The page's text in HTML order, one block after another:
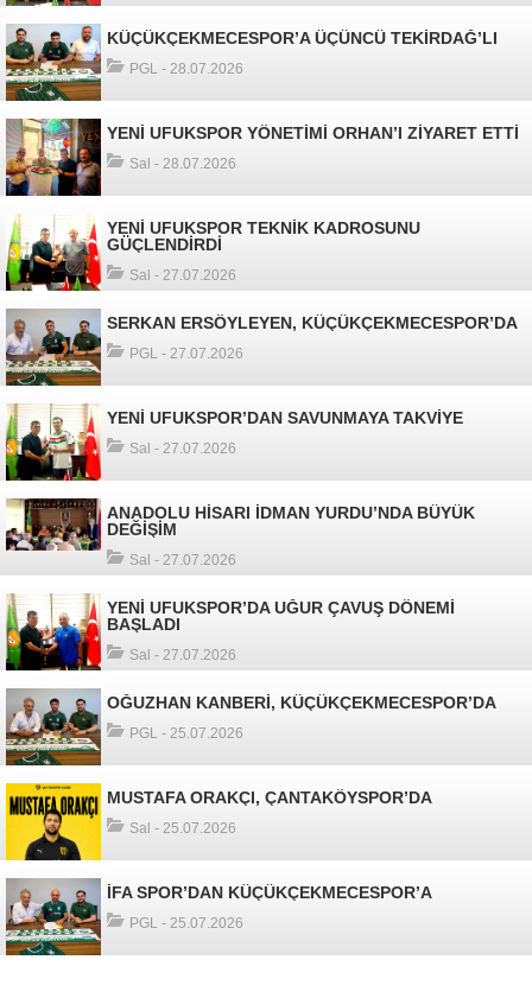
KÜÇÜKÇEKMECESPOR’A ÜÇÜNCÜ TEKİRDAĞ’LI
PGL - 28.07.2026
YENİ UFUKSPOR YÖNETİMİ ORHAN’I ZİYARET ETTİ
Sal - 28.07.2026
YENİ UFUKSPOR TEKNİK KADROSUNU
GÜÇLENDİRDİ
Sal - 27.07.2026
SERKAN ERSÖYLEYEN, KÜÇÜKÇEKMECESPOR’DA
PGL - 27.07.2026
YENİ UFUKSPOR’DAN SAVUNMAYA TAKVİYE
Sal - 27.07.2026
ANADOLU HİSARI İDMAN YURDU’NDA BÜYÜK
DEĞİŞİM
Sal - 27.07.2026
YENİ UFUKSPOR’DA UĞUR ÇAVUŞ DÖNEMİ
BAŞLADI
Sal - 27.07.2026
OĞUZHAN KANBERİ, KÜÇÜKÇEKMECESPOR’DA
PGL - 25.07.2026
MUSTAFA ORAKÇI, ÇANTAKÖYSPOR’DA
Sal - 25.07.2026
İFA SPOR’DAN KÜÇÜKÇEKMECESPOR’A
PGL - 25.07.2026